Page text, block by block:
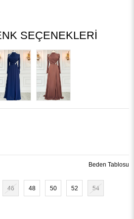
SEÇENEKLERI
46 48 50 52 54
Beden Tablosu